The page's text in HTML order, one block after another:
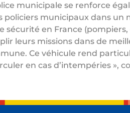
municipale se renforce
policiers municipaux dans un
sécurité en France
leurs missions dans de
Ce véhicule rend
en cas d’intempéries »,